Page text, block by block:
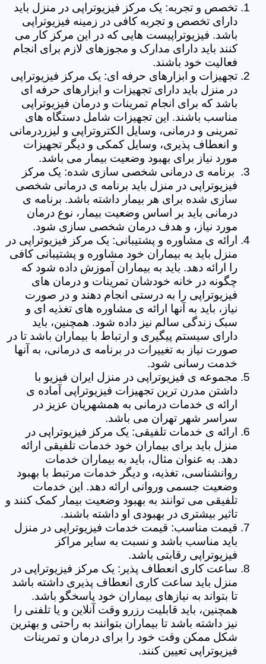
تخصص و تجربه: یک مرکز فیزیوتراپی در منزل باید
دارای تخصص و تجربه کافی در زمینه فیزیوتراپی
باشد. فیزیوتراپیست هایی که در این مرکز کار می
کنند باید دارای مدارک و مجوزهای لازم برای انجام
فعالیت خود باشند.
تجهیزات و ابزارهای حرفه ای: یک مرکز فیزیوتراپی
در منزل باید دارای تجهیزات و ابزارهای حرفه ای
باشد که برای انجام تمرینات و درمان فیزیوتراپی
مناسب باشند. این تجهیزات شامل دستگاه های
تمرینی و درمانی، وسایل الکتروتراپی و لیزردرمانی
و انعطاف پذیری، وسایل کمکی و دیگر تجهیزات
مورد نیاز برای بهبود وضعیت بیمار می باشد.
برنامه ی درمانی شخصی سازی شده: یک مرکز
فیزیوتراپی در منزل باید برنامه ی درمانی شخصی
سازی شده برای هر بیمار داشته باشد. برنامه ی
درمانی باید بر اساس وضعیت بیمار، نوع درمان
مورد نیاز، و هدف درمان شخصی سازی شود.
ارائه ی مشاوره و پشتیبانی: یک مرکز فیزیوتراپی در
منزل باید به بیماران خود مشاوره و پشتیبانی کافی
را ارائه دهد. باید به بیماران آموزش داده شود که
چگونه در خانه خودشان تمرینات و درمان های
فیزیوتراپی را به درستی انجام دهند و در صورت
نیاز، باید به آنها ارائه ی مشاوره های تغذیه ای و
سبک زندگی سالم نیز داده شود. همچنین، باید
دارای سیستم پیگیری و ارتباط با بیماران باشد تا در
صورت نیاز به تغییرات در برنامه ی درمانی، به آنها
خدمت رسانی شود.
مجموعه ی فیزیوتراپی در منزل ایران فیزیو با
داشتن مدرن ترین تجهیزات فیزیوتراپی آماده ی
ارائه ی خدمات درمانی به همشهریان عزیز در
سراسر شهر تهران می باشد.
ارائه ی خدمات تلفیقی: یک مرکز فیزیوتراپی در
منزل باید برای بیماران خود خدمات تلفیقی ارائه
دهد. به عنوان مثال، باید به بیماران خدمات
روانشناسی، تغذیه، و دیگر خدمات مرتبط با بهبود
وضعیت جسمی وروانی ارائه دهد. این خدمات
تلفیقی می توانند به بهبود وضعیت بیمار کمک کنند و
تاثیر بیشتری در بهبودی او داشته باشند.
قیمت مناسب: قیمت خدمات فیزیوتراپی در منزل
باید مناسب باشد و نسبت به سایر مراکز
فیزیوتراپی رقابتی باشد.
ساعت کاری انعطاف پذیر: یک مرکز فیزیوتراپی در
منزل باید ساعت کاری انعطاف پذیری داشته باشد
تا بتواند به نیازهای بیماران خود پاسخگو باشد.
همچنین، باید قابلیت رزرو وقت آنلاین و یا تلفنی را
نیز داشته باشد تا بیماران بتوانند به راحتی و بهترین
شکل ممکن وقت خود را برای درمان و تمرینات
فیزیوتراپی تعیین کنند.